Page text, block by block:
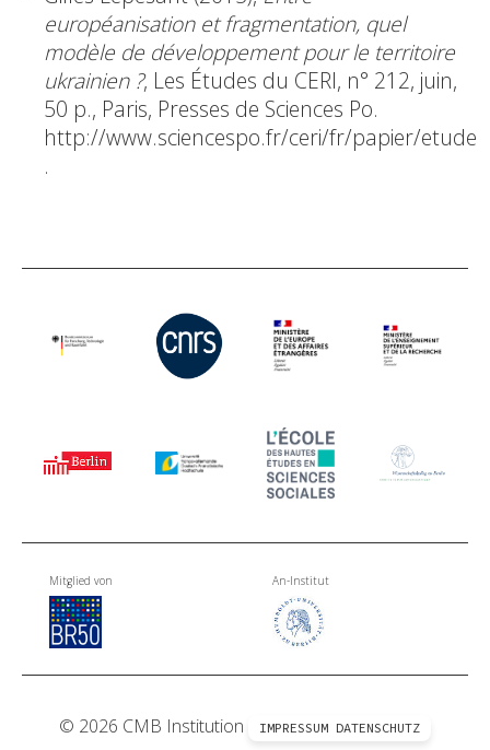
européanisation et fragmentation, quel
modèle de développement pour le territoire
ukrainien ?, Les Études du CERI, n° 212, juin,
50 p., Paris, Presses de Sciences Po.
http://www.sciencespo.fr/ceri/fr/papier/etude
.
Mitglied von An-Institut
© 2026 CMB Institution IMPRESSUM DATENSCHUTZ